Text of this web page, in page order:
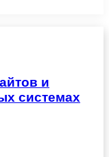
и
системах